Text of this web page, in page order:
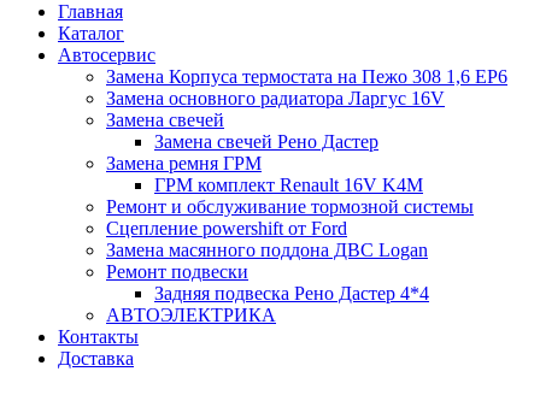
Главная
Каталог
Автосервис
Замена Корпуса термостата на Пежо 308 1,6 EP6
Замена основного радиатора Ларгус 16V
Замена свечей
Замена свечей Рено Дастер
Замена ремня ГРМ
ГРМ комплект Renault 16V K4M
Ремонт и обслуживание тормозной системы
Сцепление powershift от Ford
Замена масянного поддона ДВС Logan
Ремонт подвески
Задняя подвеска Рено Дастер 4*4
АВТОЭЛЕКТРИКА
Контакты
Доставка